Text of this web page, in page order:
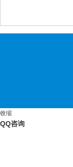
收缩
QQ咨询